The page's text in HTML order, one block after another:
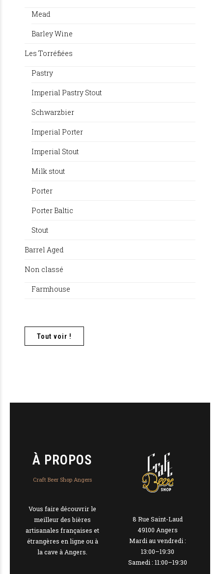
Mead
Barley Wine
Les Torréfiées
Pastry
Imperial Pastry Stout
Schwarzbier
Imperial Porter
Imperial Stout
Milk stout
Porter
Porter Baltic
Stout
Barrel Aged
Non classé
Farmhouse
Tout voir !
À PROPOS
Craft Beer Shop Angers
Vous faire découvrir le
meilleur des bières
artisanales françaises et
étrangères en ligne ou à
la cave à Angers.
8 Rue Saint-Laud
49100 Angers
Mardi au vendredi :
13:00–19:30
Samedi : 11:00–19:30